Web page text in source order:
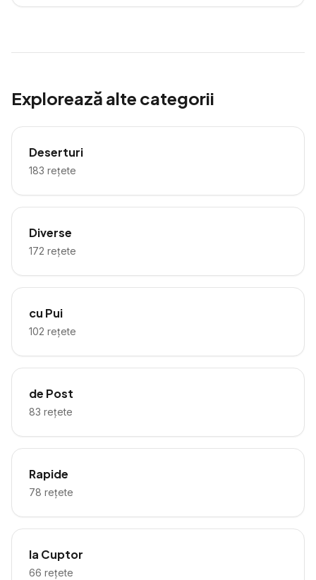
Explorează alte categorii
Deserturi
183 rețete
Diverse
172 rețete
cu Pui
102 rețete
de Post
83 rețete
Rapide
78 rețete
la Cuptor
66 rețete